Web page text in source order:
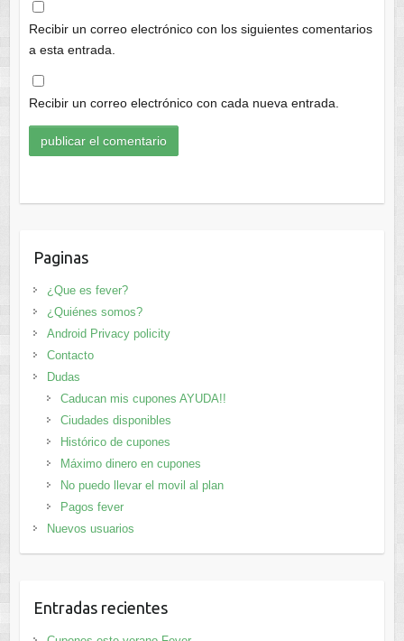
Recibir un correo electrónico con los siguientes comentarios
a esta entrada.
Recibir un correo electrónico con cada nueva entrada.
Paginas
¿Que es fever?
¿Quiénes somos?
Android Privacy policity
Contacto
Dudas
Caducan mis cupones AYUDA!!
Ciudades disponibles
Histórico de cupones
Máximo dinero en cupones
No puedo llevar el movil al plan
Pagos fever
Nuevos usuarios
Entradas recientes